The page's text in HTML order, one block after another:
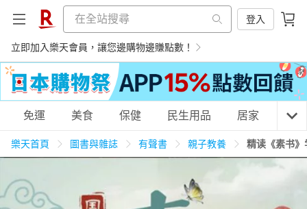
登入
立即加入樂天會員，讓您邊購物邊賺點數！
購物網分類
天天免運 養生保健
免運 美食 保健 民生用品 居家 3C
樂天首頁 圖書與雜誌 有聲書 親子教養 精读《素书